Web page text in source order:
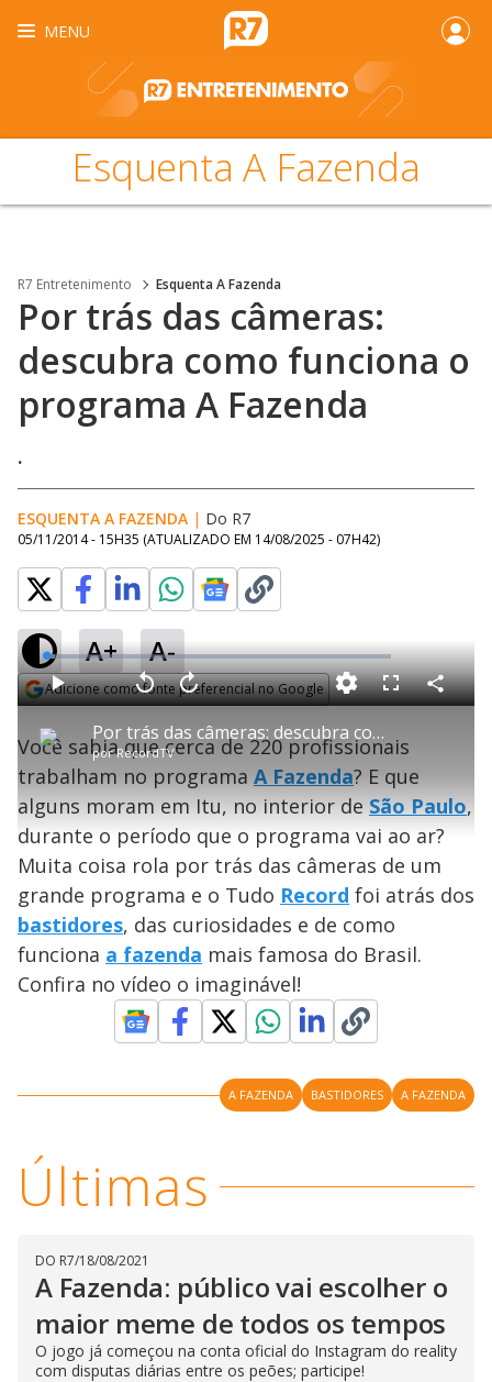
MENU
Esquenta A Fazenda
R7 Entretenimento Esquenta A Fazenda
Por trás das câmeras:
descubra como funciona o
programa A Fazenda
.
ESQUENTA A FAZENDA | Do R7
05/11/2014 - 15H35 (ATUALIZADO EM 14/08/2025 - 07H42)
A+ A-
Adicione como fonte preferencial no Google
P
l
a
y
V
i
d
e
o
Por trás das câmeras: descubra como funciona o programa A Fazenda
porRecordTV
P V
l
t
a
r
0
e
g
n
s
A
n
ç
a
1
0
s
e
u
n
o
M
u
d
o
L
o
a
d
e
:
2
.
5
5
%
F
s
c
e
e
n
C
o
a
r
Você sabia que cerca de 220 profissionais
trabalham no programa A Fazenda? E que
alguns moram em Itu, no interior deSão Paulo,
durante o período que o programa vai ao ar?
Muita coisa rola por trás das câmeras de um
grande programa e o Tudo Record foi atrás dos
bastidores, das curiosidades e de como
funciona a fazenda mais famosa do Brasil.
Confira no vídeo o imaginável!
A FAZENDA BASTIDORES A FAZENDA
Últimas
DO R7/18/08/2021
A Fazenda: público vai escolher o
maior meme de todos os tempos
O jogo já começou na conta oficial do Instagram do reality
com disputas diárias entre os peões; participe!